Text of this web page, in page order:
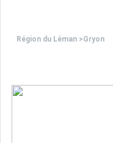
Région du Léman >Gryon